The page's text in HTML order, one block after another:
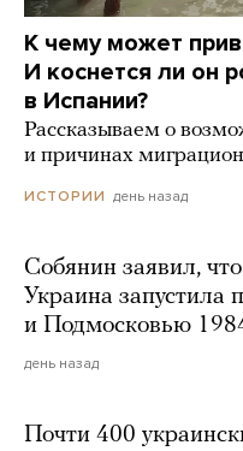
К чему может
И коснется ли он
в Испании?
Рассказываем о
и причинах
ИСТОРИИ день назад
Собянин заявил, что
Украина запустила
и Подмосковью
день назад
Почти 400